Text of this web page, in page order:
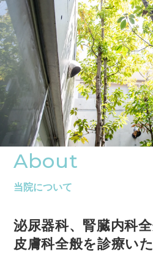
About
当院について
泌尿器科、腎臓内科
皮膚科全般を診療い